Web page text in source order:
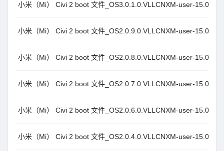
小米（Mi） Civi 2 boot 文件_OS3.0.1.0.VLLCNXM-user-15.0
小米（Mi） Civi 2 boot 文件_OS2.0.9.0.VLLCNXM-user-15.0
小米（Mi） Civi 2 boot 文件_OS2.0.8.0.VLLCNXM-user-15.0
小米（Mi） Civi 2 boot 文件_OS2.0.7.0.VLLCNXM-user-15.0
小米（Mi） Civi 2 boot 文件_OS2.0.6.0.VLLCNXM-user-15.0
小米（Mi） Civi 2 boot 文件_OS2.0.4.0.VLLCNXM-user-15.0